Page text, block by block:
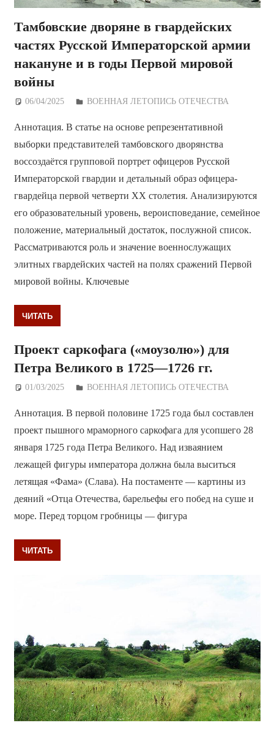
Тамбовские дворяне в гвардейских
частях Русской Императорской армии
накануне и в годы Первой мировой
войны
06/04/2025 Дежурный по Редакции
ВОЕННАЯ ЛЕТОПИСЬ ОТЕЧЕСТВА
Аннотация. В статье на основе репрезентативной
выборки представителей тамбовского дворянства
воссоздаётся групповой портрет офицеров Русской
Императорской гвардии и детальный образ офицера-
гвардейца первой четверти XX столетия. Анализируются
его образовательный уровень, вероисповедание, семейное
положение, материальный достаток, послужной список.
Рассматриваются роль и значение военнослужащих
элитных гвардейских частей на полях сражений Первой
мировой войны. Ключевые
ЧИТАТЬ
Проект саркофага («моузолю») для
Петра Великого в 1725—1726 гг.
01/03/2025 Дежурный по Редакции
ВОЕННАЯ ЛЕТОПИСЬ ОТЕЧЕСТВА
Аннотация. В первой половине 1725 года был составлен
проект пышного мраморного саркофага для усопшего 28
января 1725 года Петра Великого. Над изваянием
лежащей фигуры императора должна была выситься
летящая «Фама» (Слава). На постаменте — картины из
деяний «Отца Отечества, барельефы его побед на суше и
море. Перед торцом гробницы — фигура
ЧИТАТЬ